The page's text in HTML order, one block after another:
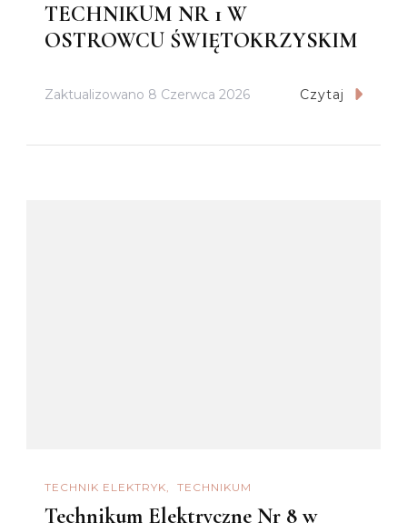
TECHNIKUM NR 1 W
OSTROWCU ŚWIĘTOKRZYSKIM
Zaktualizowano 8 Czerwca 2026 Czytaj
TECHNIK ELEKTRYK TECHNIKUM
Technikum Elektryczne Nr 8 w